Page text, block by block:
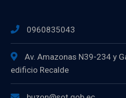
0960835043
Av. Amazonas N39-234 y
edificio Recalde